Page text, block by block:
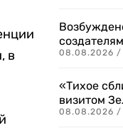
в
08.08.2026 /
«Тихое
визитом
08.08.2026 /